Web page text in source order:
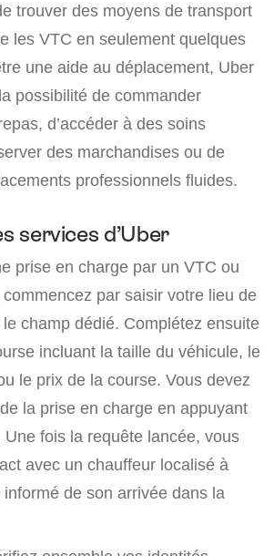
trouver des moyens de transport
les VTC en seulement quelques
une aide au déplacement, Uber
possibilité de commander
d’accéder à des soins
des marchandises ou de
professionnels fluides.
services d’Uber
prise en charge par un VTC ou
par saisir votre lieu de
champ dédié. Complétez ensuite
incluant la taille du véhicule, le
le prix de la course. Vous devez
la prise en charge en appuyant
fois la requête lancée, vous
avec un chauffeur localisé à
de son arrivée dans la